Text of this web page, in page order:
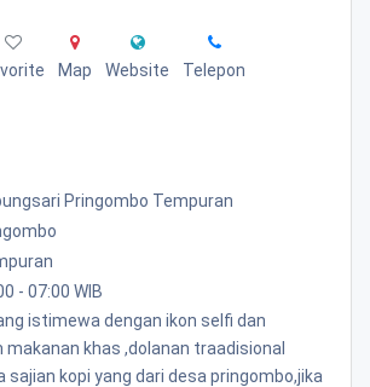
Map Website Telepon
Pringombo Tempuran
- 07:00 WIB
istimewa dengan ikon selfi dan
makanan khas ,dolanan traadisional
sajian kopi yang dari desa pringombo,jika